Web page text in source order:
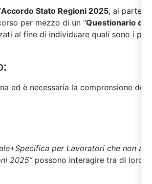
Accordo Stato Regioni 2025, ai
per mezzo di un “Questionario di
al fine di individuare quali sono i
ed è necessaria la comprensione
per Lavoratori che non
2025” possono interagire tra di loro in